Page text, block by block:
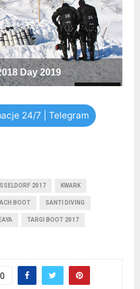
Day 2019
24/7 | Telegram
2017 KWARK
BOOT SANTI DIVING
TARGI BOOT 2017
0